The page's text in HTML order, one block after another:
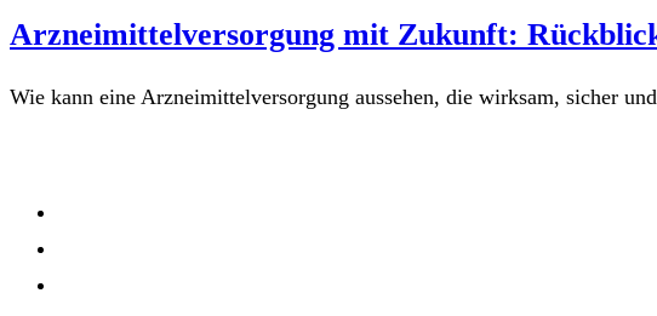
Arzneimittelversorgung mit Zukunft:
Wie kann eine Arzneimittelversorgung aussehen, die wirksam, sicher